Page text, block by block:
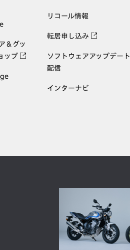
＆グッ
ップ
リコール情報
転居申し込み
ソフトウェアアップデート
配信
インターナビ